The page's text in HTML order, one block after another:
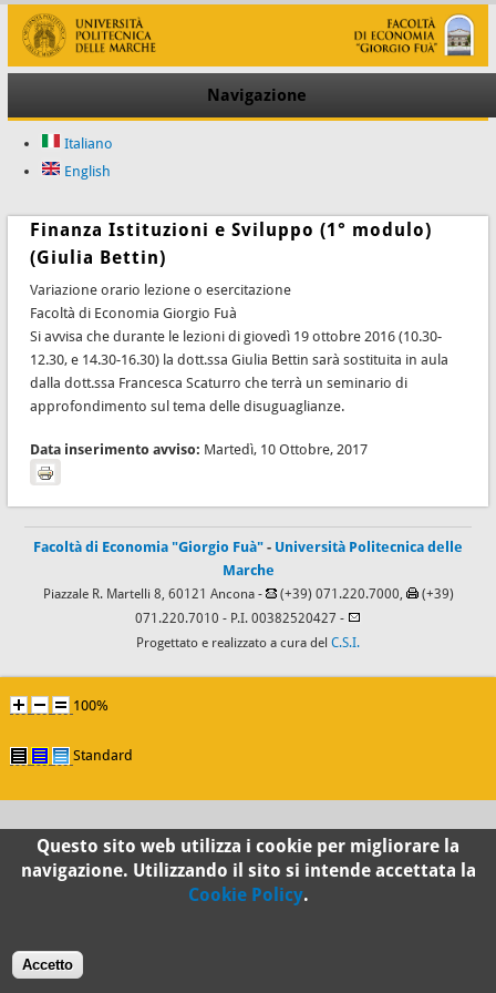
Navigazione
Italiano
English
Finanza Istituzioni e Sviluppo (1° modulo)
(Giulia Bettin)
Variazione orario lezione o esercitazione
Facoltà di Economia Giorgio Fuà
Si avvisa che durante le lezioni di giovedì 19 ottobre 2016 (10.30-
12.30, e 14.30-16.30) la dott.ssa Giulia Bettin sarà sostituita in aula
dalla dott.ssa Francesca Scaturro che terrà un seminario di
approfondimento sul tema delle disuguaglianze.
Data inserimento avviso: Martedì, 10 Ottobre, 2017
Facoltà di Economia "Giorgio Fuà" - Università Politecnica delle
Marche
Piazzale R. Martelli 8, 60121 Ancona - (+39) 071.220.7000,
(+39)
071.220.7010 - P.I. 00382520427 -
Progettato e realizzato a cura del C.S.I.
100%
Standard
Questo sito web utilizza i cookie per migliorare la
navigazione. Utilizzando il sito si intende accettata la
Cookie Policy.
Accetto